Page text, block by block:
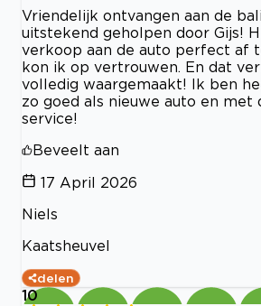
Vriendelijk ontvangen aan de
uitstekend geholpen door Gijs!
verkoop aan de auto perfect af
kon ik op vertrouwen. En dat
volledig waargemaakt! Ik ben
zo goed als nieuwe auto en met
service!
Beveelt aan
17 April 2026
Niels
Kaatsheuvel
delen
10